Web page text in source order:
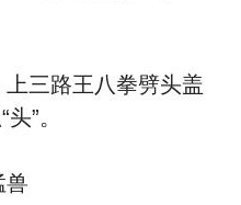
三路王八拳劈头盖
”。